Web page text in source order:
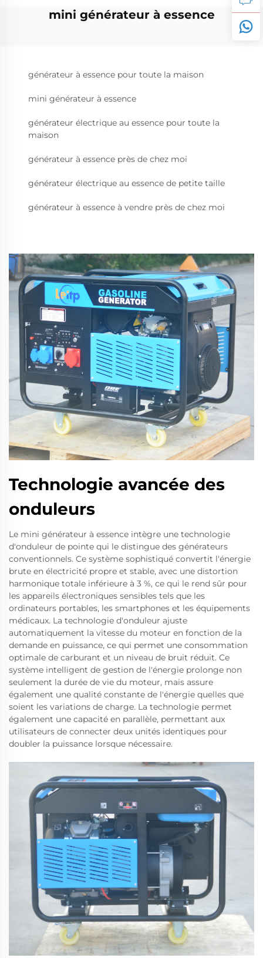
mini générateur à essence
générateur à essence pour toute la maison
mini générateur à essence
générateur électrique au essence pour toute la
maison
générateur à essence près de chez moi
générateur électrique au essence de petite taille
générateur à essence à vendre près de chez moi
Technologie avancée des
onduleurs
Le mini générateur à essence intègre une technologie
d'onduleur de pointe qui le distingue des générateurs
conventionnels. Ce système sophistiqué convertit l'énergie
brute en électricité propre et stable, avec une distortion
harmonique totale inférieure à 3 %, ce qui le rend sûr pour
les appareils électroniques sensibles tels que les
ordinateurs portables, les smartphones et les équipements
médicaux. La technologie d'onduleur ajuste
automatiquement la vitesse du moteur en fonction de la
demande en puissance, ce qui permet une consommation
optimale de carburant et un niveau de bruit réduit. Ce
système intelligent de gestion de l'énergie prolonge non
seulement la durée de vie du moteur, mais assure
également une qualité constante de l'énergie quelles que
soient les variations de charge. La technologie permet
également une capacité en parallèle, permettant aux
utilisateurs de connecter deux unités identiques pour
doubler la puissance lorsque nécessaire.